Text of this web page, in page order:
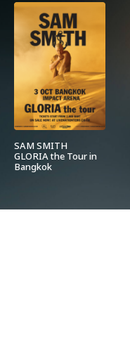
SAM SMITH
GLORIA the Tour in
Bangkok